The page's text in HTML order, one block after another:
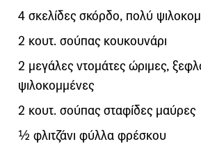
4 σκελίδες σκόρδο, πολύ
2 κουτ. σούπας κουκουνάρι
2 μεγάλες ντομάτες ώριμες,
ψιλοκομμένες
2 κουτ. σούπας σταφίδες μαύρες
½ φλιτζάνι φύλλα φρέσκου